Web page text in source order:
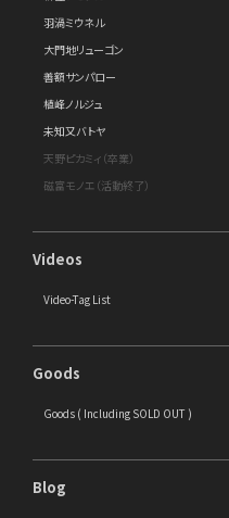
羽渦ミウネル
大門地リューゴン
善額サンパロー
植峰ノルジュ
未知又バトヤ
天野ピカミィ（卒業）
磁富モノエ（活動終了）
Videos
Video-Tag List
Goods
Goods ( Including SOLD OUT )
Blog